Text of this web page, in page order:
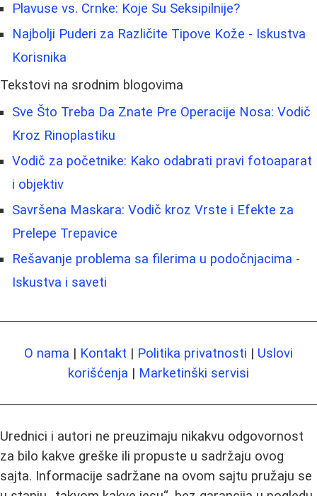
Plavuse vs. Crnke: Koje Su Seksipilnije?
Najbolji Puderi za Različite Tipove Kože - Iskustva
Korisnika
Tekstovi na srodnim blogovima
Sve Što Treba Da Znate Pre Operacije Nosa: Vodič
Kroz Rinoplastiku
Vodič za početnike: Kako odabrati pravi fotoaparat
i objektiv
Savršena Maskara: Vodič kroz Vrste i Efekte za
Prelepe Trepavice
Rešavanje problema sa filerima u podočnjacima -
Iskustva i saveti
O nama | Kontakt | Politika privatnosti | Uslovi
korišćenja | Marketinški servisi
Urednici i autori ne preuzimaju nikakvu odgovornost
za bilo kakve greške ili propuste u sadržaju ovog
sajta. Informacije sadržane na ovom sajtu pružaju se